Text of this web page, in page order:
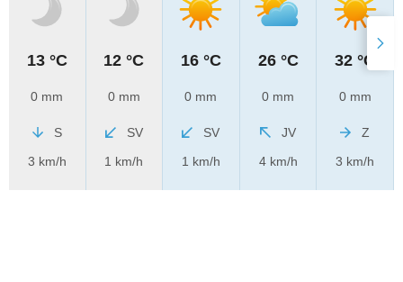
13 °C
0 mm
S
3 km/h
12 °C
0 mm
SV
1 km/h
16 °C
0 mm
SV
1 km/h
26 °C
0 mm
JV
4 km/h
32 °C
0 mm
Z
3 km/h